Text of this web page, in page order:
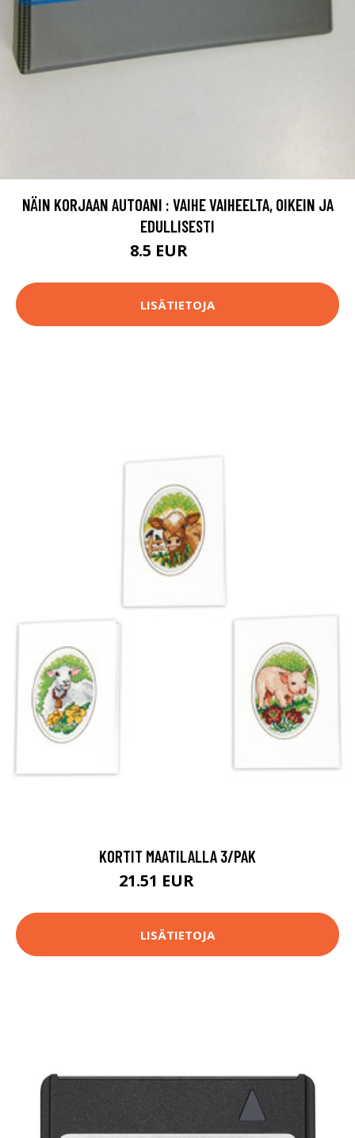
NÄIN KORJAAN AUTOANI : VAIHE VAIHEELTA, OIKEIN JA
EDULLISESTI
8.5 EUR
LISÄTIETOJA
KORTIT MAATILALLA 3/PAK
21.51 EUR
LISÄTIETOJA